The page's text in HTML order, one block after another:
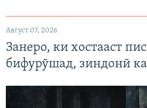
Август 07, 2026
Занеро, ки хостааст
бифурӯшад, зиндонӣ